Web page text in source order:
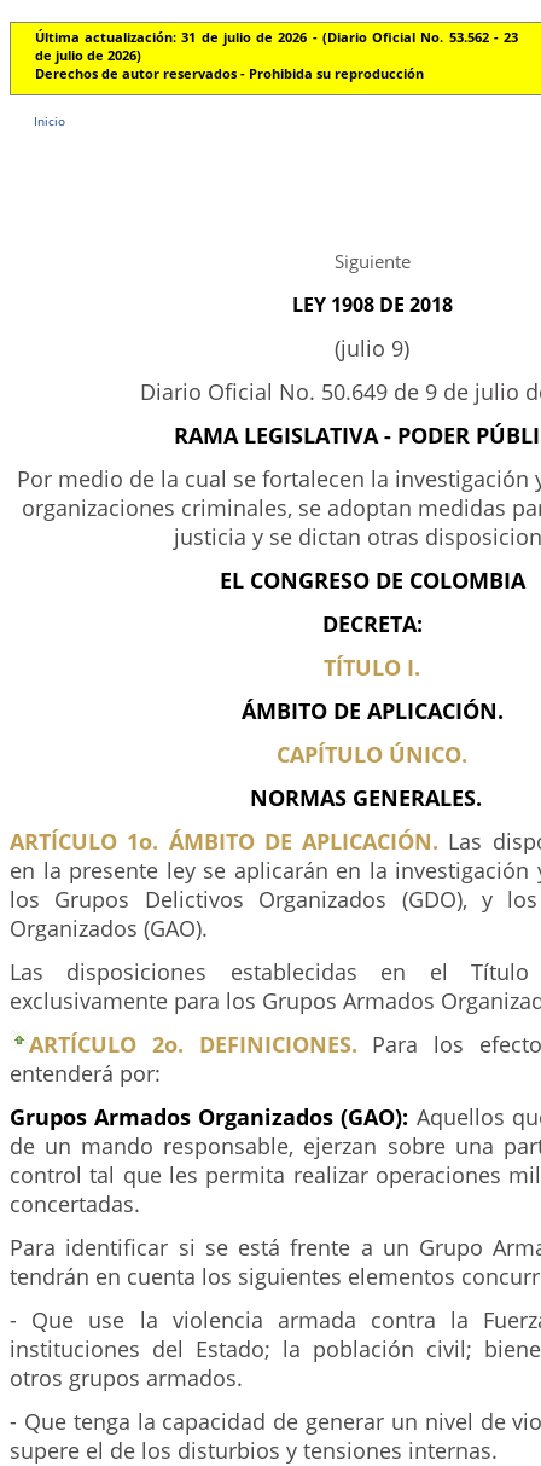
Última actualización: 31 de julio de 2026 - (Diario Oficial No. 53.562 - 23
de julio de 2026)
Derechos de autor reservados - Prohibida su reproducción
Inicio
Siguiente
LEY 1908 DE 2018
(julio 9)
Diario Oficial No. 50.649 de 9 de julio
RAMA LEGISLATIVA - PODER
Por medio de la cual se fortalecen la investigación
organizaciones criminales, se adoptan medidas
justicia y se dictan otras
EL CONGRESO DE COLOMBIA
DECRETA:
TÍTULO I.
ÁMBITO DE APLICACIÓN.
CAPÍTULO ÚNICO.
NORMAS GENERALES.
ARTÍCULO 1o. ÁMBITO DE APLICACIÓN. Las
en la presente ley se aplicarán en la investigación
los Grupos Delictivos Organizados (GDO), y
Organizados (GAO).
Las disposiciones establecidas en el
exclusivamente para los Grupos Armados
ARTÍCULO 2o. DEFINICIONES. Para los
entenderá por:
Grupos Armados Organizados (GAO): Aquellos
de un mando responsable, ejerzan sobre una
control tal que les permita realizar operaciones
concertadas.
Para identificar si se está frente a un Grupo
tendrán en cuenta los siguientes elementos
- Que use la violencia armada contra la
instituciones del Estado; la población civil;
otros grupos armados.
- Que tenga la capacidad de generar un nivel de
supere el de los disturbios y tensiones internas.